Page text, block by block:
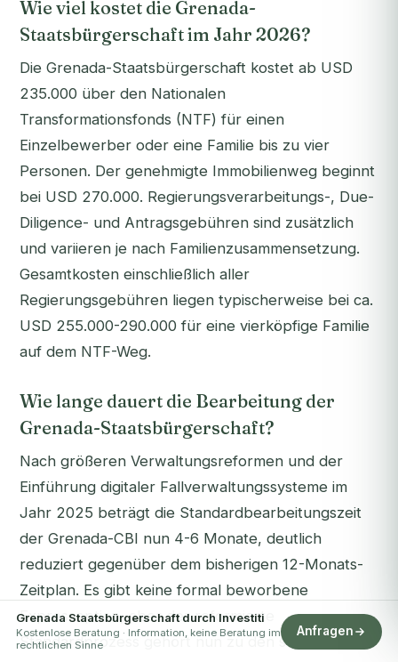
Wie viel kostet die Grenada-
Staatsbürgerschaft im Jahr 2026?
Die Grenada-Staatsbürgerschaft kostet ab USD
235.000 über den Nationalen
Transformationsfonds (NTF) für einen
Einzelbewerber oder eine Familie bis zu vier
Personen. Der genehmigte Immobilienweg beginnt
bei USD 270.000. Regierungsverarbeitungs-, Due-
Diligence- und Antragsgebühren sind zusätzlich
und variieren je nach Familienzusammensetzung.
Gesamtkosten einschließlich aller
Regierungsgebühren liegen typischerweise bei ca.
USD 255.000-290.000 für eine vierköpfige Familie
auf dem NTF-Weg.
Wie lange dauert die Bearbeitung der
Grenada-Staatsbürgerschaft?
Nach größeren Verwaltungsreformen und der
Einführung digitaler Fallverwaltungssysteme im
Jahr 2025 beträgt die Standardbearbeitungszeit
der Grenada-CBI nun 4-6 Monate, deutlich
reduziert gegenüber dem bisherigen 12-Monats-
Zeitplan. Es gibt keine formal beworbene
Expressoption, aber der reformierte
Standardprozess gehört nun zu den schnellsten in
Grenada Staatsbürgerschaft durch Investiti
Kostenlose Beratung · Information, keine Beratung im
rechtlichen Sinne
Anfragen